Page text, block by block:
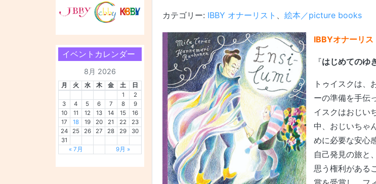
イベントカレンダー
8月 2026
月 火 水 木 金 土
日
1
2
3
4 5 6 7 8
9
10
11 12 13 14 15
16
17
18 19 20 21 22
23
24
25 26 27 28 29
30
31
« 7月
9月 »
カテゴリー: IBBY オナーリスト 、 絵本／picture books
IBBYオナーリ
『はじめてのゆ
トゥイスクは、
ーの準備を手伝
イスクはおじい
中、おじいちゃ
めに必要な安心
自己発見の旅と
思う権利がある